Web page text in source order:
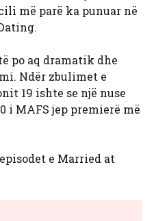
më parë ka punuar në
po aq dramatik dhe
Ndër zbulimet e
19 ishte se një nuse
i MAFS jep premierë më
e Married at